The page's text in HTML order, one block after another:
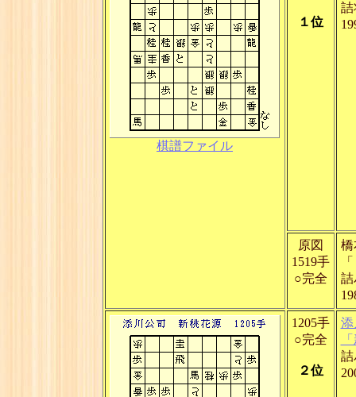
棋譜ファイル
１位
詰
原図
1519手
○完全
橋
詰
1205手
○完全
２位
添
詰